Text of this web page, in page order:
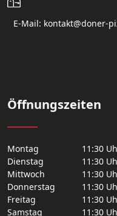
E-Mail: kontakt@doner-
Öffnungszeiten
Montag
11:30
Dienstag
11:30
Mittwoch
11:30
Donnerstag
11:30
Freitag
11:30
Samstag
11:30